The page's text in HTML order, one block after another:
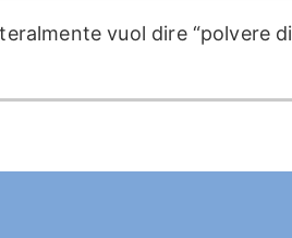
vuol dire “polvere di